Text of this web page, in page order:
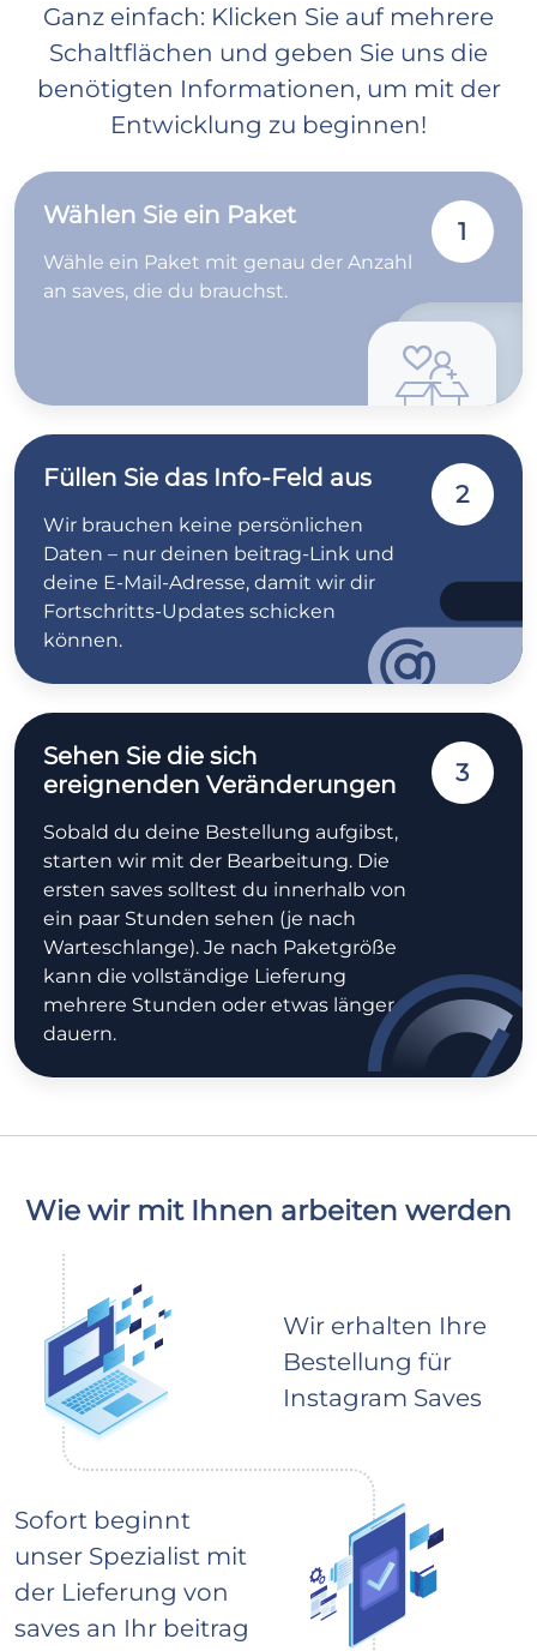
Ganz einfach: Klicken Sie auf mehrere
Schaltflächen und geben Sie uns die
benötigten Informationen, um mit der
Entwicklung zu beginnen!
Wählen Sie ein Paket
Wähle ein Paket mit genau der Anzahl
an saves, die du brauchst.
1
Füllen Sie das Info-Feld aus
Wir brauchen keine persönlichen
Daten – nur deinen beitrag-Link und
deine E-Mail-Adresse, damit wir dir
Fortschritts-Updates schicken
können.
2
Sehen Sie die sich
ereignenden Veränderungen
Sobald du deine Bestellung aufgibst,
starten wir mit der Bearbeitung. Die
ersten saves solltest du innerhalb von
ein paar Stunden sehen (je nach
Warteschlange). Je nach Paketgröße
kann die vollständige Lieferung
mehrere Stunden oder etwas länger
dauern.
3
Wie wir mit Ihnen arbeiten werden
Wir erhalten Ihre
Bestellung für
Instagram Saves
Sofort beginnt
unser Spezialist mit
der Lieferung von
saves an Ihr beitrag